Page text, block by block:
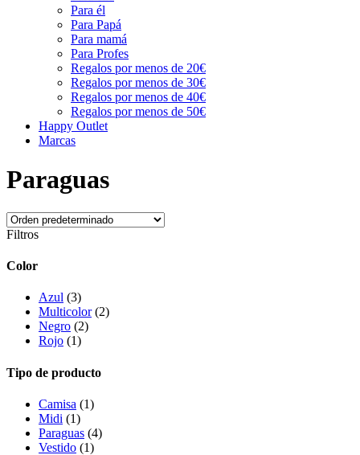
Para él
Para Papá
Para mamá
Para Profes
Regalos por menos de 20€
Regalos por menos de 30€
Regalos por menos de 40€
Regalos por menos de 50€
Happy Outlet
Marcas
Paraguas
Filtros
Color
Azul (3)
Multicolor (2)
Negro (2)
Rojo (1)
Tipo de producto
Camisa (1)
Midi (1)
Paraguas (4)
Vestido (1)